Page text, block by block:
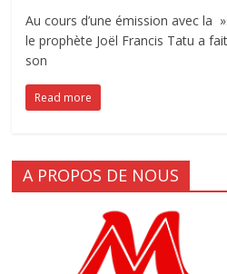
Au cours d’une émission avec la
le prophète Joël Francis Tatu a
son
Read more
A PROPOS DE NOUS